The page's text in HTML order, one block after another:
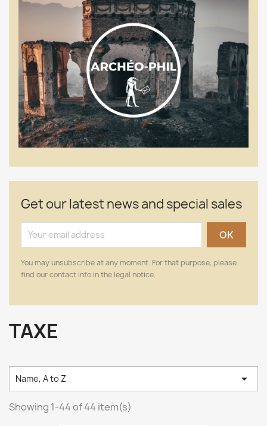
Get our latest news and special sales
You may unsubscribe at any moment. For that purpose, please
find our contact info in the legal notice.
TAXE
Name, A to Z 
Showing 1-44 of 44 item(s)